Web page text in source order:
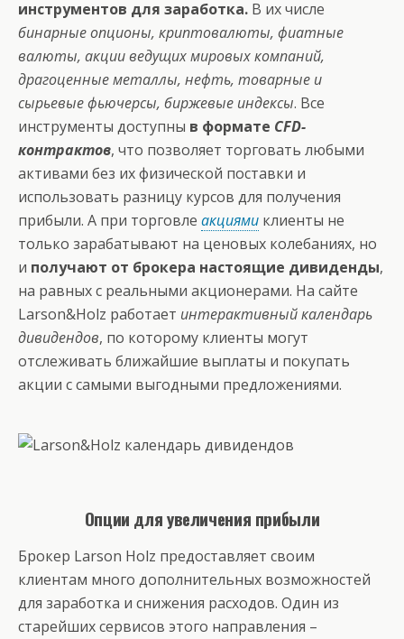
инструментов для заработка. В их числе
бинарные опционы, криптовалюты, фиатные
валюты, акции ведущих мировых компаний,
драгоценные металлы, нефть, товарные и
сырьевые фьючерсы, биржевые индексы. Все
инструменты доступны в формате CFD-
контрактов, что позволяет торговать любыми
активами без их физической поставки и
использовать разницу курсов для получения
прибыли. А при торговле акциями клиенты не
только зарабатывают на ценовых колебаниях, но
и получают от брокера настоящие дивиденды,
на равных с реальными акционерами. На сайте
Larson&Holz работает интерактивный календарь
дивидендов, по которому клиенты могут
отслеживать ближайшие выплаты и покупать
акции с самыми выгодными предложениями.
Опции для увеличения прибыли
Брокер Larson Holz предоставляет своим
клиентам много дополнительных возможностей
для заработка и снижения расходов. Один из
старейших сервисов этого направления –